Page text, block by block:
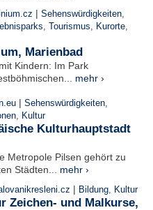
| Sehenswürdigkeiten,
, Tourismus, Kurorte,
Marienbad
Kindern: Im Park
mehr ›
| Sehenswürdigkeiten,
, Kultur
Kulturhauptstadt
Metropole Pilsen gehört zu
Städten... mehr ›
| Bildung, Kultur
Zeichen- und Malkurse,